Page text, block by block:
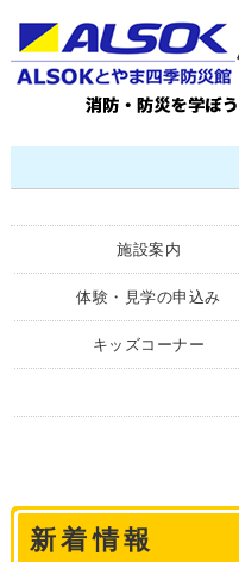
施設案内
体験・見学の申込み
キッズコーナー
新着情報